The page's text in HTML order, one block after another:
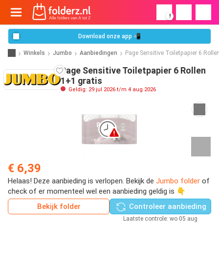
!
Download onze app 📲
Winkels Jumbo Aanbiedingen Page Sensitive Toiletpapier 6
Page Sensitive Toiletpapier 6 Rollen
1+1 gratis
Geldig: 29 jul 2026 t/m 4 aug 2026
€ 6,39
Helaas! Deze aanbieding is verlopen. Bekijk de Jumbo folder of
check of er momenteel wel een aanbieding geldig is 👇
Bekijk folder
Controleer aanbieding
Laatste controle: wo 05 aug